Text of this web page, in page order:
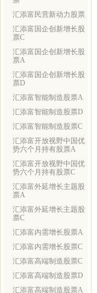
汇添富民营新动力股票
汇添富国企创新增长股
票C
汇添富国企创新增长股
票A
汇添富国企创新增长股
票D
汇添富智能制造股票A
汇添富智能制造股票D
汇添富智能制造股票C
汇添富开放视野中国优
势六个月持有股票A
汇添富开放视野中国优
势六个月持有股票C
汇添富外延增长主题股
票A
汇添富外延增长主题股
票C
汇添富内需增长股票A
汇添富内需增长股票C
汇添富高端制造股票C
汇添富高端制造股票D
汇添富高端制造股票A